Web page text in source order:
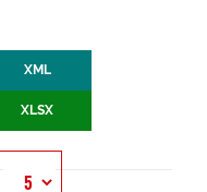
XML
XLSX